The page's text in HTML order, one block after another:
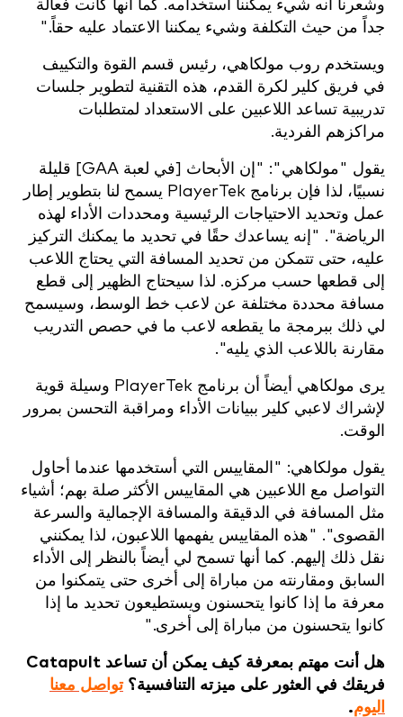
وشعرنا أنه شيء يمكننا استخدامه. كما أنها كانت فعالة
جداً من حيث التكلفة وشيء يمكننا الاعتماد عليه حقاً."
ويستخدم روب مولكاهي، رئيس قسم القوة والتكييف
في فريق كلير لكرة القدم، هذه التقنية لتطوير جلسات
تدريبية تساعد اللاعبين على الاستعداد لمتطلبات
مراكزهم الفردية.
يقول "مولكاهي": "إن الأبحاث [في لعبة GAA] قليلة
نسبيًا، لذا فإن برنامج PlayerTek يسمح لنا بتطوير إطار
عمل وتحديد الاحتياجات الرئيسية ومحددات الأداء لهذه
الرياضة". "إنه يساعدك حقًا في تحديد ما يمكنك التركيز
عليه، حتى تتمكن من تحديد المسافة التي يحتاج اللاعب
إلى قطعها حسب مركزه. لذا سيحتاج الظهير إلى قطع
مسافة محددة مختلفة عن لاعب خط الوسط، وسيسمح
لي ذلك ببرمجة ما يقطعه لاعب ما في حصص التدريب
مقارنة باللاعب الذي يليه".
يرى مولكاهي أيضاً أن برنامج PlayerTek وسيلة قوية
لإشراك لاعبي كلير ببيانات الأداء ومراقبة التحسن بمرور
الوقت.
يقول مولكاهي: "المقاييس التي أستخدمها عندما أحاول
التواصل مع اللاعبين هي المقاييس الأكثر صلة بهم؛ أشياء
مثل المسافة في الدقيقة والمسافة الإجمالية والسرعة
القصوى". "هذه المقاييس يفهمها اللاعبون، لذا يمكنني
نقل ذلك إليهم. كما أنها تسمح لي أيضاً بالنظر إلى الأداء
السابق ومقارنته من مباراة إلى أخرى حتى يتمكنوا من
معرفة ما إذا كانوا يتحسنون ويستطيعون تحديد ما إذا
كانوا يتحسنون من مباراة إلى أخرى."
هل أنت مهتم بمعرفة كيف يمكن أن تساعد Catapult
فريقك في العثور على ميزته التنافسية؟تواصل معنا
اليوم.